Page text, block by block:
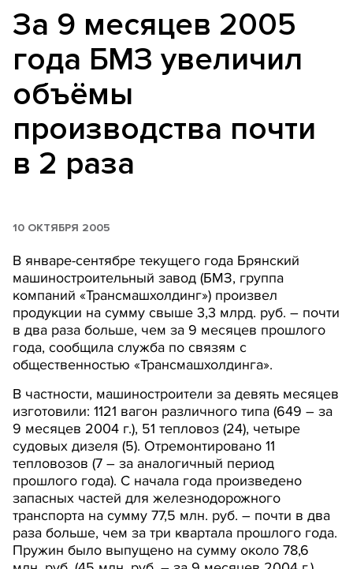
За 9 месяцев 2005
года БМЗ увеличил
объёмы
производства почти
в 2 раза
10 ОКТЯБРЯ 2005
В январе-сентябре текущего года Брянский
машиностроительный завод (БМЗ, группа
компаний «Трансмашхолдинг») произвел
продукции на сумму свыше 3,3 млрд. руб. – почти
в два раза больше, чем за 9 месяцев прошлого
года, сообщила служба по связям с
общественностью «Трансмашхолдинга».
В частности, машиностроители за девять месяцев
изготовили: 1121 вагон различного типа (649 – за
9 месяцев 2004 г.), 51 тепловоз (24), четыре
судовых дизеля (5). Отремонтировано 11
тепловозов (7 – за аналогичный период
прошлого года). С начала года произведено
запасных частей для железнодорожного
транспорта на сумму 77,5 млн. руб. – почти в два
раза больше, чем за три квартала прошлого года.
Пружин было выпущено на сумму около 78,6